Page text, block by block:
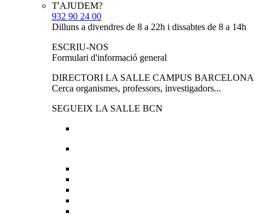
T'AJUDEM?
932 90 24 00
Dilluns a divendres de 8 a 22h i dissabtes de 8 a 14h
ESCRIU-NOS
Formulari d'informació general
DIRECTORI LA SALLE CAMPUS BARCELONA
Cerca organismes, professors, investigadors...
SEGUEIX LA SALLE BCN